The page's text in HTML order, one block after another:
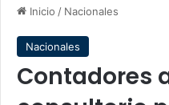
Inicio / Nacionales
Nacionales
Contadores